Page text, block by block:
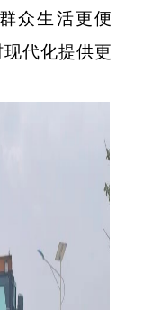
众生活更便
代化提供更